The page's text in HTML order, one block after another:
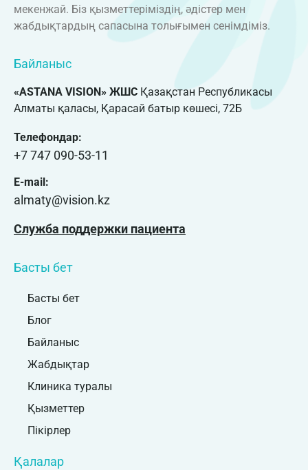
мекенжай. Біз қызметтеріміздің, әдістер мен
жабдықтардың сапасына толығымен сенімдіміз.
Байланыс
«ASTANA VISION» ЖШС Қазақстан Республикасы
Алматы қаласы, Қарасай батыр көшесі, 72Б
Телефондар:
+7 747 090-53-11
E-mail:
almaty@vision.kz
Служба поддержки пациента
Басты бет
Басты бет
Блог
Байланыс
Жабдықтар
Клиника туралы
Қызметтер
Пікірлер
Қалалар